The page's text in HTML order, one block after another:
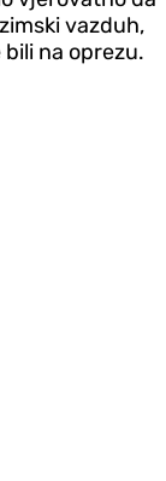
vazduh,
na oprezu.